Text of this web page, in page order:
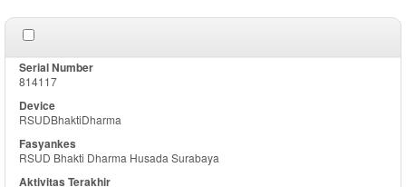
814117
RSUDBhaktiDharma
RSUD Bhakti Dharma Husada Surabaya